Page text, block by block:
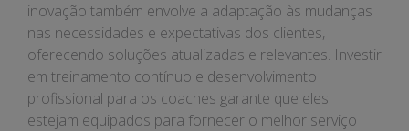
inovação também envolve a adaptação às mudanças
nas necessidades e expectativas dos clientes,
oferecendo soluções atualizadas e relevantes. Investir
em treinamento contínuo e desenvolvimento
profissional para os coaches garante que eles
estejam equipados para fornecer o melhor serviço